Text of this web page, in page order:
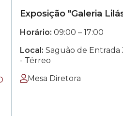
Exposição "Galeria
Horário: das
09:00 às
– 17:00
Local: Saguão de Entrada
- Térreo
Mesa Diretora